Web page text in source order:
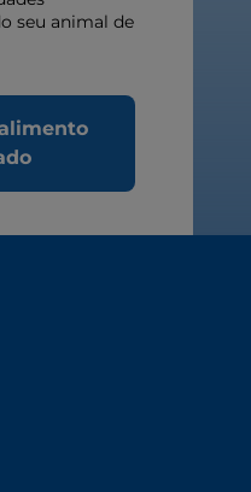
seu animal de